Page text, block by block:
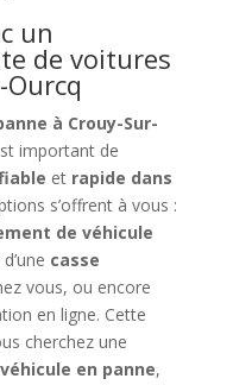
un
de voitures
à Crouy-Sur-
important de
et rapide dans
s’offrent à vous :
de véhicule
casse
vous, ou encore
en ligne. Cette
cherchez une
en panne,